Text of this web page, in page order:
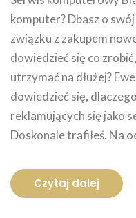
komputer? Dbasz o
związku z zakupem
dowiedzieć się co
utrzymać na dłużej?
dowiedzieć się,
reklamujących się jako
Doskonale trafiłeś. Na
Czytaj dalej